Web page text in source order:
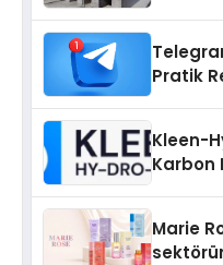
Pratik
Kleen-
Karbon
Aldı
Marie